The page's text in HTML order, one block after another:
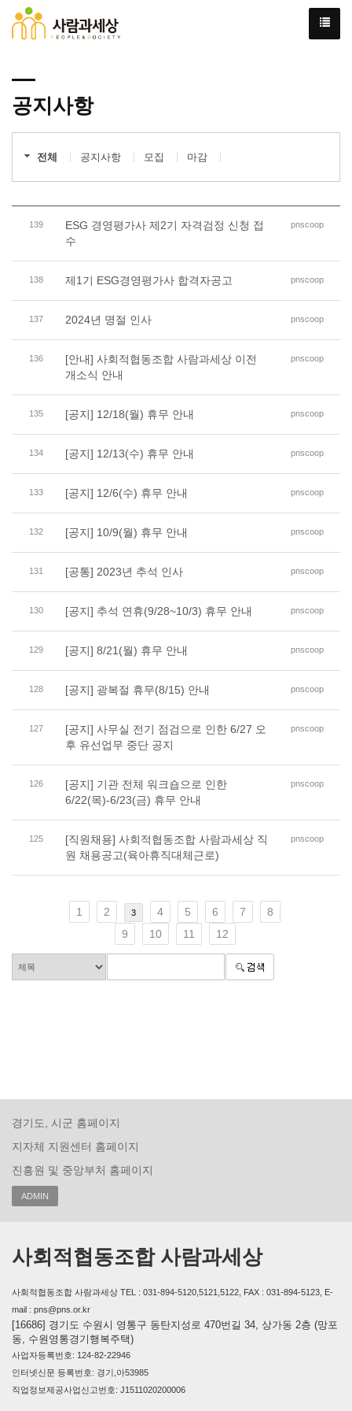
공지사항
전체 공지사항 모집 마감
139
ESG 경영평가사 제2기 자격검정 신청 접
수
pnscoop
138 제1기 ESG경영평가사 합격자공고 pnscoop
137 2024년 명절 인사 pnscoop
136
[안내] 사회적협동조합 사람과세상 이전
개소식 안내
pnscoop
135 [공지] 12/18(월) 휴무 안내 pnscoop
134 [공지] 12/13(수) 휴무 안내 pnscoop
133 [공지] 12/6(수) 휴무 안내 pnscoop
132 [공지] 10/9(월) 휴무 안내 pnscoop
131 [공통] 2023년 추석 인사 pnscoop
130 [공지] 추석 연휴(9/28~10/3) 휴무 안내 pnscoop
129 [공지] 8/21(월) 휴무 안내 pnscoop
128 [공지] 광복절 휴무(8/15) 안내 pnscoop
127
[공지] 사무실 전기 점검으로 인한 6/27 오
후 유선업무 중단 공지
pnscoop
126
[공지] 기관 전체 워크숍으로 인한
6/22(목)-6/23(금) 휴무 안내
pnscoop
125
[직원채용] 사회적협동조합 사람과세상 직
원 채용공고(육아휴직대체근로)
pnscoop
1 2 3 4 5 6 7
8
9
10 11 12
경기도, 시군 홈페이지
지자체 지원센터 홈페이지
진흥원 및 중앙부처 홈페이지
ADMIN
사회적협동조합 사람과세상
사회적협동조합 사람과세상 TEL : 031-894-5120,5121,5122, FAX : 031-894-5123, E-
mail : pns@pns.or.kr
[16686] 경기도 수원시 영통구 동탄지성로 470번길 34, 상가동 2층 (망포
동, 수원영통경기행복주택)
사업자등록번호: 124-82-22946
인터넷신문 등록번호: 경기,아53985
직업정보제공사업신고번호: J1511020200006